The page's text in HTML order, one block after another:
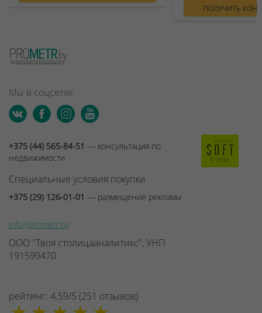
ПОЛУЧИТЬ
Мы в соцсетях
+375 (44) 565-84-51 — консультация по
недвижимости
Специальные условия покупки
+375 (29) 126-01-01 — размещение рекламы
info@prometr.by
ООО "Твоя столицааналитикс", УНП
191599470
рейтинг: 4.59/5 (251 отзывов)